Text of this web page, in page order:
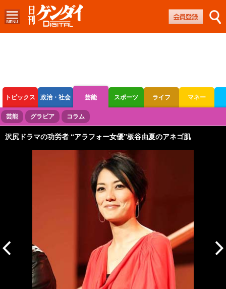
トピックス 政治・社会 芸能 スポーツ ライフ マネー
ボートレース 競輪 オートレース
芸能 グラビア コラム
沢尻ドラマの功労者 “アラフォー女優”板谷由夏のアネゴ肌